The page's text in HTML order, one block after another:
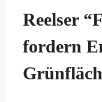
Reelser
fordern